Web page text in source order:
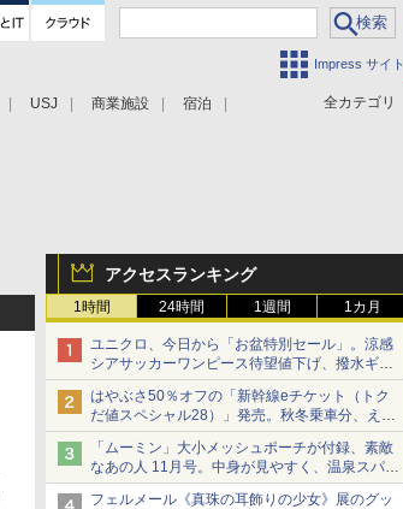
Impress サイト
全カテゴリ
USJ 商業施設 宿泊
アクセスランキング
1時間 24時間 1週間 1カ月
ユニクロ、今日から「お盆特別セール」。涼感
シアサッカーワンピース待望値下げ、撥水ギア
ショーツは1990円に
はやぶさ50％オフの「新幹線eチケット（トク
だ値スペシャル28）」発売。秋冬乗車分、えき
ねっと限定
「ムーミン」大小メッシュポーチが付録、素敵
なあの人 11月号。中身が見やすく、温泉スパに
も使える
フェルメール《真珠の耳飾りの少女》展のグッ